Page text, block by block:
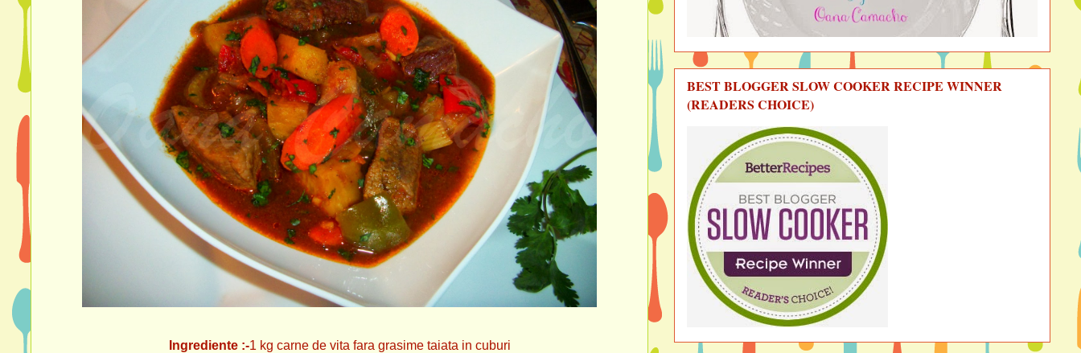
Ingrediente :-1 kg carne de vita fara grasime taiata in cuburi
BEST BLOGGER SLOW COOKER RECIPE WINNER
(READERS CHOICE)